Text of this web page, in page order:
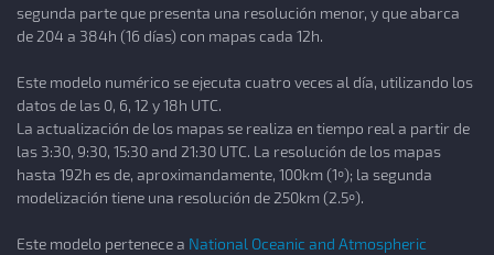
segunda parte que presenta una resolución menor, y que abarca
de 204 a 384h (16 días) con mapas cada 12h.
Este modelo numérico se ejecuta cuatro veces al día, utilizando los
datos de las 0, 6, 12 y 18h UTC.
La actualización de los mapas se realiza en tiempo real a partir de
las 3:30, 9:30, 15:30 and 21:30 UTC. La resolución de los mapas
hasta 192h es de, aproximandamente, 100km (1º); la segunda
modelización tiene una resolución de 250km (2.5º).
Este modelo pertenece a National Oceanic and Atmospheric